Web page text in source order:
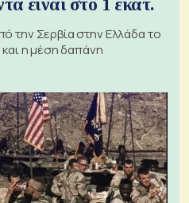
είναι στο 1 εκατ.
την Σερβία στην Ελλάδα το
η μέση δαπάνη